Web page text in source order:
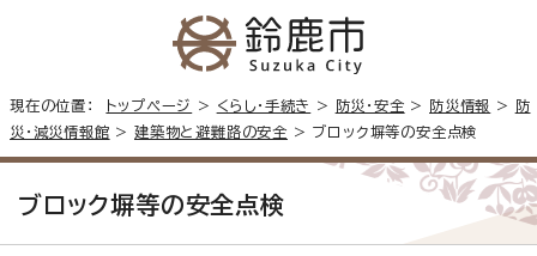
現在の位置： トップページ > くらし・手続き > 防災・安全 > 防災情報 >
防
災・減災情報館 >建築物と避難路の安全 > ブロック塀等の安全点検
ブロック塀等の安全点検